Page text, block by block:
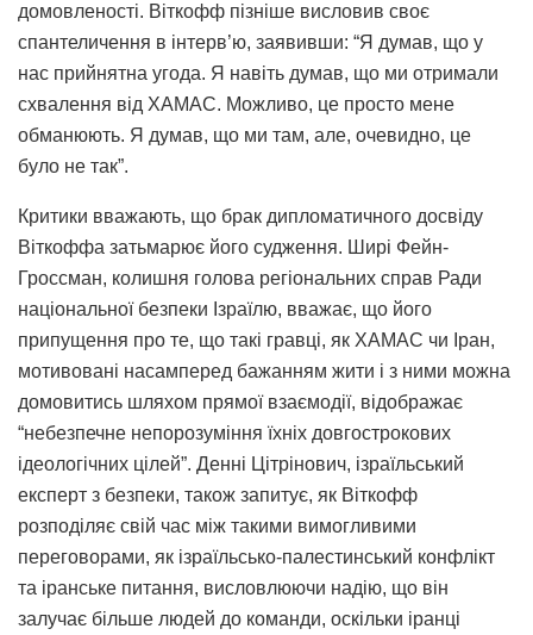
домовленості. Віткофф пізніше висловив своє
спантеличення в інтерв’ю, заявивши: “Я думав, що у
нас прийнятна угода. Я навіть думав, що ми отримали
схвалення від ХАМАС. Можливо, це просто мене
обманюють. Я думав, що ми там, але, очевидно, це
було не так”.
Критики вважають, що брак дипломатичного досвіду
Віткоффа затьмарює його судження. Ширі Фейн-
Гроссман, колишня голова регіональних справ Ради
національної безпеки Ізраїлю, вважає, що його
припущення про те, що такі гравці, як ХАМАС чи Іран,
мотивовані насамперед бажанням жити і з ними можна
домовитись шляхом прямої взаємодії, відображає
“небезпечне непорозуміння їхніх довгострокових
ідеологічних цілей”. Денні Цітрінович, ізраїльський
експерт з безпеки, також запитує, як Віткофф
розподіляє свій час між такими вимогливими
переговорами, як ізраїльсько-палестинський конфлікт
та іранське питання, висловлюючи надію, що він
залучає більше людей до команди, оскільки іранці